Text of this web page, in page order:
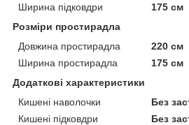
Ширина підковдри
175 см
Розміри простирадла
Довжина простирадла
220 см
Ширина простирадла
175 см
Додаткові характеристики
Кишені наволочки
Без
Кишені підковдри
Без